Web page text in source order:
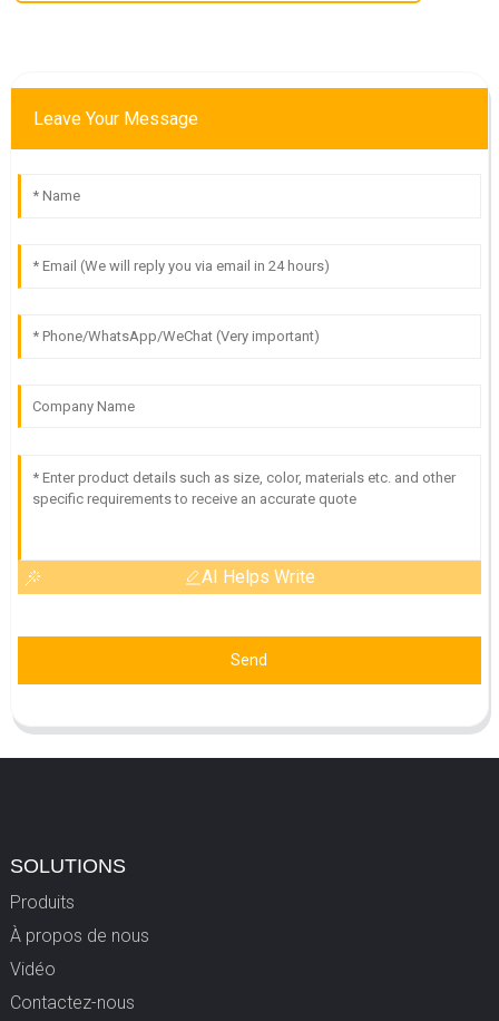
Leave Your Message
AI Helps Write
Send
SOLUTIONS
Produits
À propos de nous
Vidéo
Contactez-nous